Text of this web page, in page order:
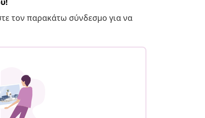
τον παρακάτω σύνδεσμο για να